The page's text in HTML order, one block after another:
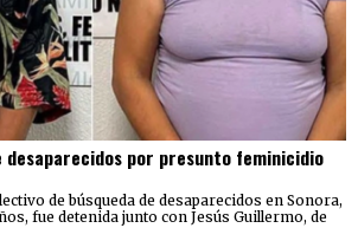
desaparecidos por presunto feminicidio
de búsqueda de desaparecidos en Sonora,
fue detenida junto con Jesús Guillermo, de